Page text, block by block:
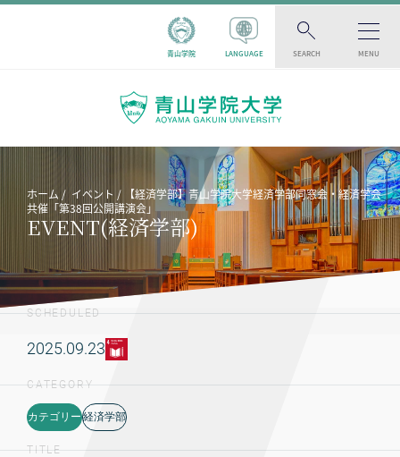
青山学院 LANGUAGE SEARCH MENU
ホーム イベント
【経済学部】青山学院大学経済学部同窓会・経済学会
共催「第38回公開講演会」
EVENT(経済学部)
SCHEDULED
2025.09.23
CATEGORY
カテゴリー 経済学部
TITLE